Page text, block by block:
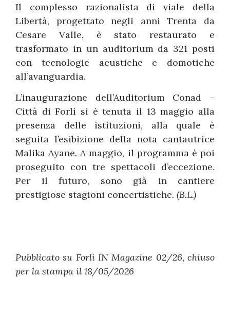
Il complesso razionalista di viale della
Libertà, progettato negli anni Trenta da
Cesare Valle, è stato restaurato e
trasformato in un auditorium da 321 posti
con tecnologie acustiche e domotiche
all’avanguardia.
L’inaugurazione dell’Auditorium Conad –
Città di Forlì si è tenuta il 13 maggio alla
presenza delle istituzioni, alla quale è
seguita l’esibizione della nota cantautrice
Malika Ayane. A maggio, il programma è poi
proseguito con tre spettacoli d’eccezione.
Per il futuro, sono già in cantiere
prestigiose stagioni concertistiche. (B.L.)
Pubblicato su Forlì IN Magazine 02/26, chiuso
per la stampa il 18/05/2026